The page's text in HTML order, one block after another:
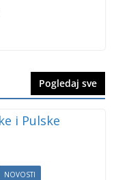
Pogledaj sve
NOVOSTI